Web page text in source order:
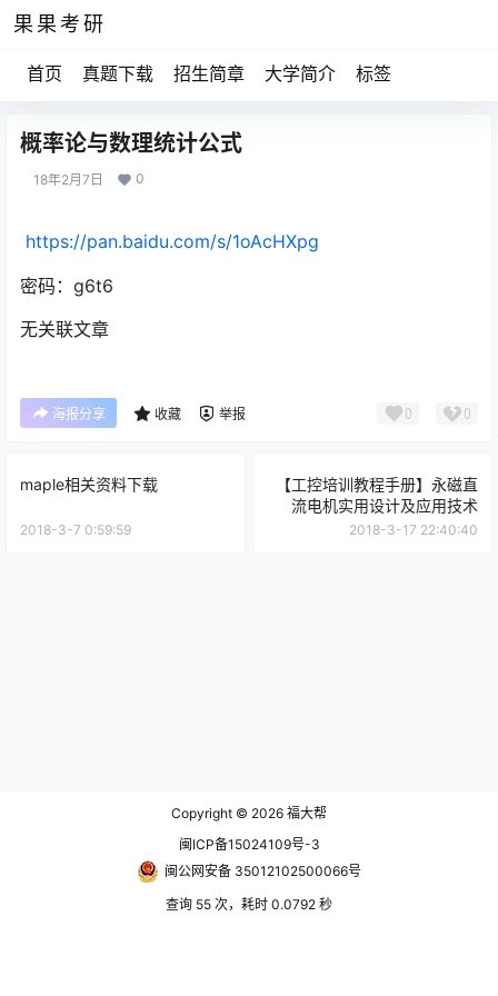
果果考研
首页 真题下载 招生简章 大学简介 标签
概率论与数理统计公式
18年2月7日 0
https://pan.baidu.com/s/1oAcHXpg
密码：g6t6
无关联文章
海报分享 收藏 举报 0 0
maple相关资料下载
2018-3-7 0:59:59
【工控培训教程手册】永磁直
流电机实用设计及应用技术
2018-3-17 22:40:40
Copyright © 2026 福大帮
闽ICP备15024109号-3
闽公网安备 35012102500066号
查询 55 次，耗时 0.0792 秒